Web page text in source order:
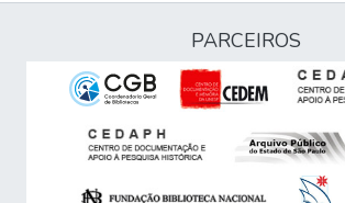
PARCEIROS